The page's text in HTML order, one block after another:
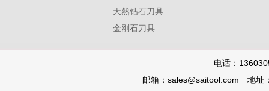
天然钻石刀具
金刚石刀具
电话：
邮箱：sales@saitool.com 地址